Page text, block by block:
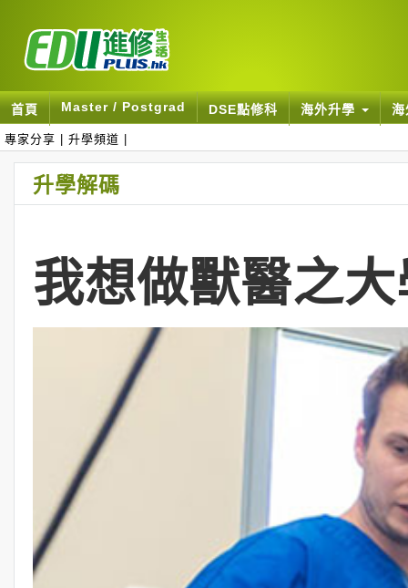
首頁 Master / Postgrad DSE點修科 海外升學
專家分享 升學頻道
升學解碼
我想做獸醫之